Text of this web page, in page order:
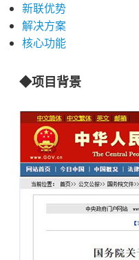
新联优势
解决方案
核心功能
◆项目背景